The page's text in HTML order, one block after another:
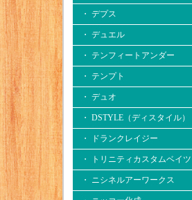
・ デプス
・ デュエル
・ テンフィートアンダー
・ テンプト
・ デュオ
・ DSTYLE（ディスタイル）
・ ドランクレイジー
・ トリニティカスタムベイツ
・ ニシネルアーワークス